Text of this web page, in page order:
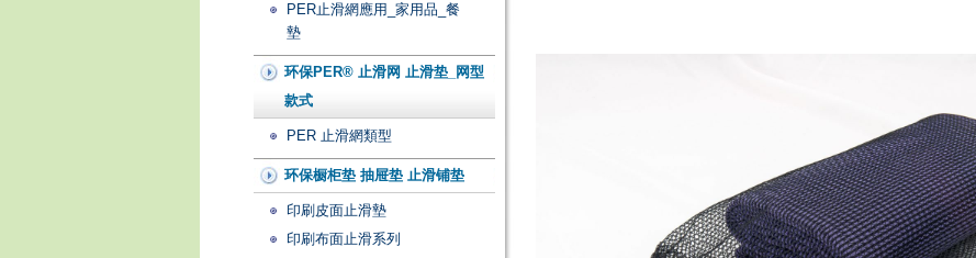
PER止滑網應用_家用品_餐
墊
环保PER® 止滑网 止滑垫_网型
款式
PER 止滑網類型
环保橱柜垫 抽屉垫 止滑铺垫
印刷皮面止滑墊
印刷布面止滑系列